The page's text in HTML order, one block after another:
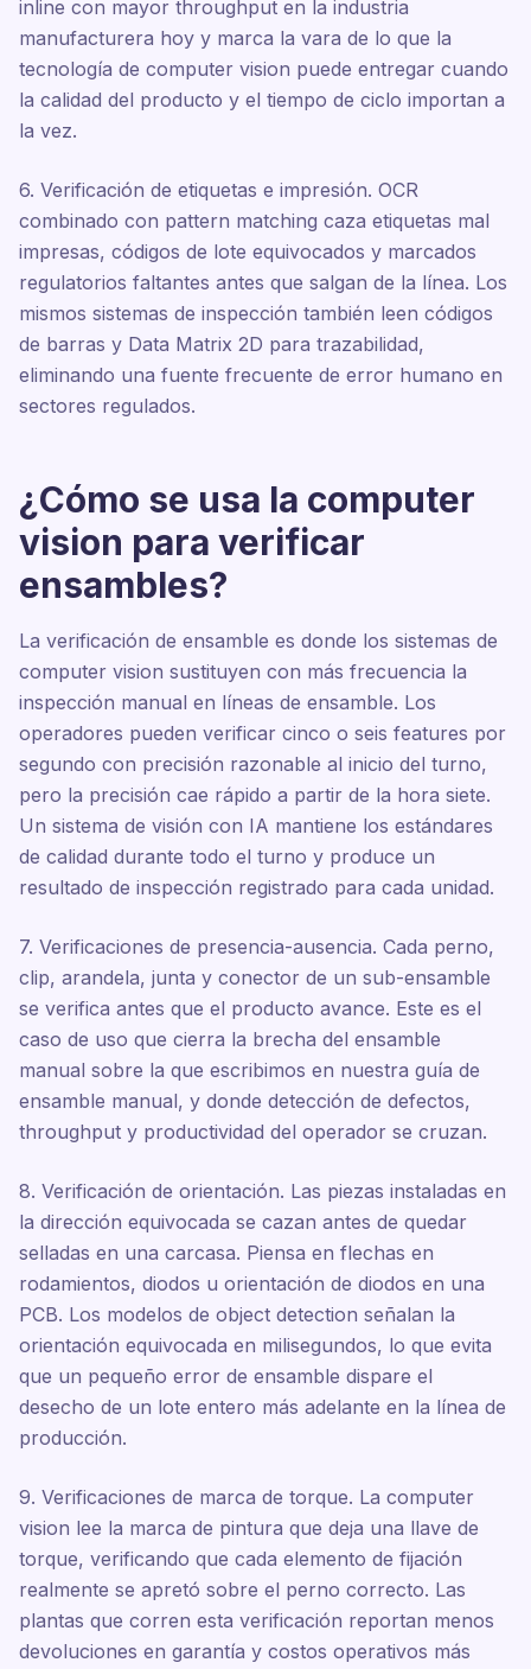
inline con mayor throughput en la industria
manufacturera hoy y marca la vara de lo que la
tecnología de computer vision puede entregar cuando
la calidad del producto y el tiempo de ciclo importan a
la vez.
6. Verificación de etiquetas e impresión. OCR
combinado con pattern matching caza etiquetas mal
impresas, códigos de lote equivocados y marcados
regulatorios faltantes antes que salgan de la línea. Los
mismos sistemas de inspección también leen códigos
de barras y Data Matrix 2D para trazabilidad,
eliminando una fuente frecuente de error humano en
sectores regulados.
¿Cómo se usa la computer
vision para verificar
ensambles?
La verificación de ensamble es donde los sistemas de
computer vision sustituyen con más frecuencia la
inspección manual en líneas de ensamble. Los
operadores pueden verificar cinco o seis features por
segundo con precisión razonable al inicio del turno,
pero la precisión cae rápido a partir de la hora siete.
Un sistema de visión con IA mantiene los estándares
de calidad durante todo el turno y produce un
resultado de inspección registrado para cada unidad.
7. Verificaciones de presencia-ausencia. Cada perno,
clip, arandela, junta y conector de un sub-ensamble
se verifica antes que el producto avance. Este es el
caso de uso que cierra la brecha del ensamble
manual sobre la que escribimos en nuestra guía de
ensamble manual, y donde detección de defectos,
throughput y productividad del operador se cruzan.
8. Verificación de orientación. Las piezas instaladas en
la dirección equivocada se cazan antes de quedar
selladas en una carcasa. Piensa en flechas en
rodamientos, diodos u orientación de diodos en una
PCB. Los modelos de object detection señalan la
orientación equivocada en milisegundos, lo que evita
que un pequeño error de ensamble dispare el
desecho de un lote entero más adelante en la línea de
producción.
9. Verificaciones de marca de torque. La computer
vision lee la marca de pintura que deja una llave de
torque, verificando que cada elemento de fijación
realmente se apretó sobre el perno correcto. Las
plantas que corren esta verificación reportan menos
devoluciones en garantía y costos operativos más